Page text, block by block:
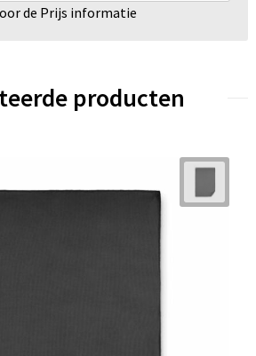
de Prijs informatie
producten